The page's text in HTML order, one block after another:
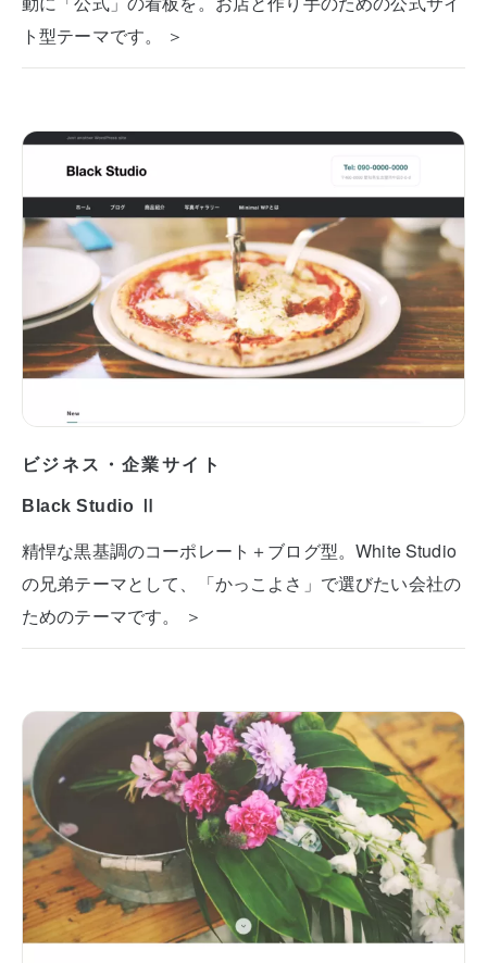
ト型テーマです。 ＞
ビジネス・企業サイト
Black Studio Ⅱ
精悍な黒基調のコーポレート＋ブログ型。White Studio
の兄弟テーマとして、「かっこよさ」で選びたい会社の
ためのテーマです。 ＞